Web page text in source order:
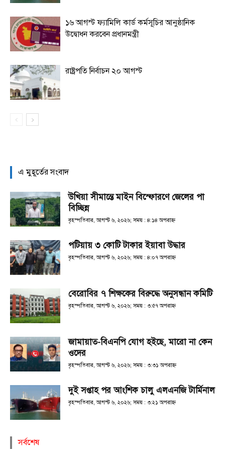
১৬ আগস্ট ফ্যামিলি কার্ড কর্মসূচির আনুষ্ঠানিক
উদ্বোধন করবেন প্রধানমন্ত্রী
রাষ্ট্রপতি নির্বাচন ২০ আগস্ট
এ মুহূর্তের সংবাদ
উখিয়া সীমান্তে মাইন বিস্ফোরণে জেলের পা
বিচ্ছিন্ন
বৃহস্পতিবার, আগস্ট ৬, ২০২৬; সময় : ৪:১৪ অপরাহ্ণ
পটিয়ায় ৩ কোটি টাকার ইয়াবা উদ্ধার
বৃহস্পতিবার, আগস্ট ৬, ২০২৬; সময় : ৪:০৭ অপরাহ্ণ
বেরোবির ৭ শিক্ষকের বিরুদ্ধে অনুসন্ধান কমিটি
বৃহস্পতিবার, আগস্ট ৬, ২০২৬; সময় : ৩:৫৭ অপরাহ্ণ
জামায়াত-বিএনপি যোগ হইছে, মারো না কেন
ওদের
বৃহস্পতিবার, আগস্ট ৬, ২০২৬; সময় : ৩:৩১ অপরাহ্ণ
দুই সপ্তাহ পর আংশিক চালু এলএনজি টার্মিনাল
বৃহস্পতিবার, আগস্ট ৬, ২০২৬; সময় : ৩:২১ অপরাহ্ণ
সর্বশেষ